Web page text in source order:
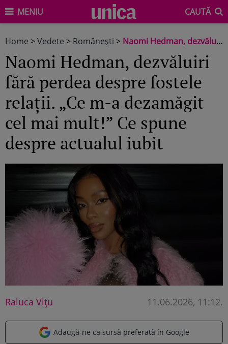
MENIU CAUTĂ
Home >Vedete > Româneşti > Naomi Hedman, dezvăluiri fără perdea despre fostele relații. „Ce m-a dezamăgit cel mai mult!” Ce spune despre actualul iubit
Naomi Hedman, dezvăluiri
fără perdea despre fostele
relații. „Ce m-a dezamăgit
cel mai mult!” Ce spune
despre actualul iubit
Raluca Vițu 11.06.2026, 11:12.
Adaugă-ne ca sursă preferată în Google